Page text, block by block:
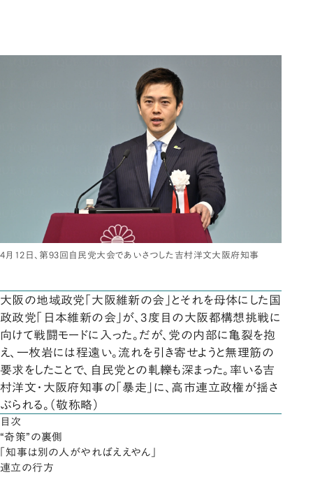
4月12日、第93回自民党大会であいさつした吉村洋文大阪府知事
大阪の地域政党「大阪維新の会」とそれを母体にした国
政政党「日本維新の会」が、3度目の大阪都構想挑戦に
向けて戦闘モードに入った。だが、党の内部に亀裂を抱
え、一枚岩には程遠い。流れを引き寄せようと無理筋の
要求をしたことで、自民党との軋轢も深まった。率いる吉
村洋文・大阪府知事の「暴走」に、高市連立政権が揺さ
ぶられる。（敬称略）
目次
“奇策”の裏側
「知事は別の人がやればええやん」
連立の行方